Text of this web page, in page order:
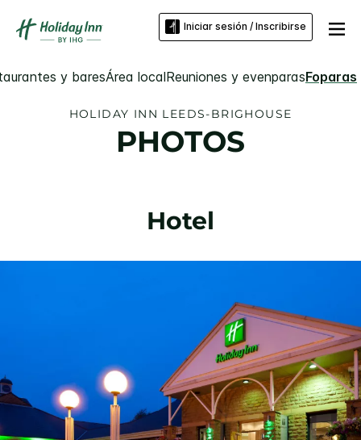
Iniciar sesión / Inscribirse
y baresÁrea localReuniones y evenparasFoparas
HOLIDAY INN LEEDS-BRIGHOUSE
PHOTOS
Hotel